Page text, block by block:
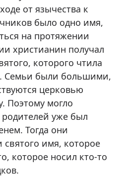
от язычества к
было одно имя,
на протяжении
христианин получал
которого чтила
Семьи были большими,
церковью
Поэтому могло
родителей уже был
Тогда они
имя, которое
которое носил кто-то